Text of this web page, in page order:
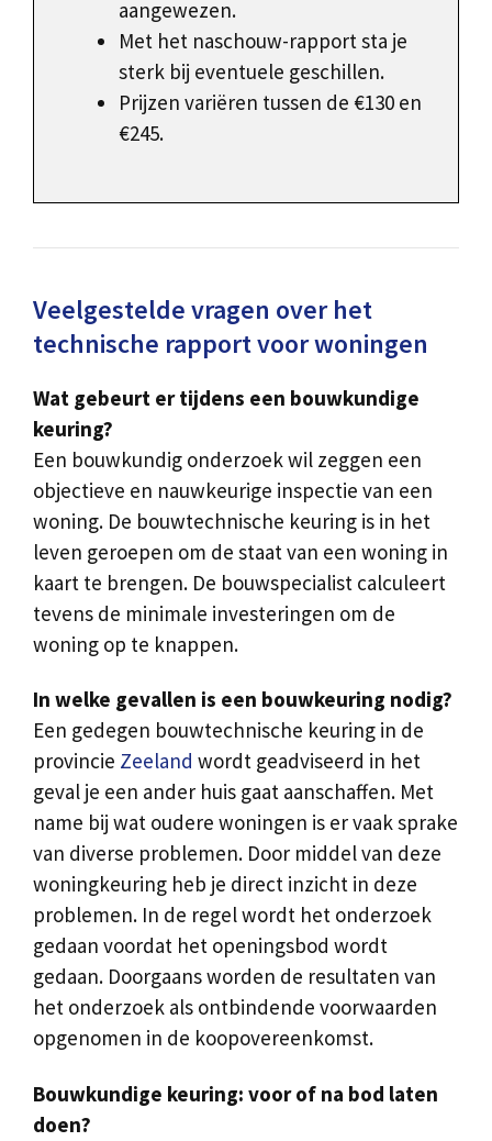
aangewezen.
Met het naschouw-rapport sta je
sterk bij eventuele geschillen.
Prijzen variëren tussen de €130 en
€245.
Veelgestelde vragen over het
technische rapport voor woningen
Wat gebeurt er tijdens een bouwkundige
keuring?
Een bouwkundig onderzoek wil zeggen een
objectieve en nauwkeurige inspectie van een
woning. De bouwtechnische keuring is in het
leven geroepen om de staat van een woning in
kaart te brengen. De bouwspecialist calculeert
tevens de minimale investeringen om de
woning op te knappen.
In welke gevallen is een bouwkeuring nodig?
Een gedegen bouwtechnische keuring in de
provincie Zeeland wordt geadviseerd in het
geval je een ander huis gaat aanschaffen. Met
name bij wat oudere woningen is er vaak sprake
van diverse problemen. Door middel van deze
woningkeuring heb je direct inzicht in deze
problemen. In de regel wordt het onderzoek
gedaan voordat het openingsbod wordt
gedaan. Doorgaans worden de resultaten van
het onderzoek als ontbindende voorwaarden
opgenomen in de koopovereenkomst.
Bouwkundige keuring: voor of na bod laten
doen?